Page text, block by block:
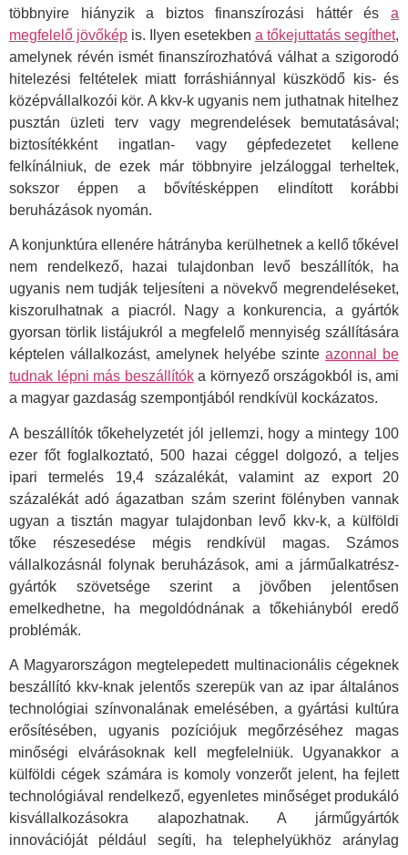
többnyire hiányzik a biztos finanszírozási háttér és a
megfelelő jövőkép is. Ilyen esetekben a tőkejuttatás segíthet,
amelynek révén ismét finanszírozhatóvá válhat a szigorodó
hitelezési feltételek miatt forráshiánnyal küszködő kis- és
középvállalkozói kör. A kkv-k ugyanis nem juthatnak hitelhez
pusztán üzleti terv vagy megrendelések bemutatásával;
biztosítékként ingatlan- vagy gépfedezetet kellene
felkínálniuk, de ezek már többnyire jelzáloggal terheltek,
sokszor éppen a bővítésképpen elindított korábbi
beruházások nyomán.
A konjunktúra ellenére hátrányba kerülhetnek a kellő tőkével
nem rendelkező, hazai tulajdonban levő beszállítók, ha
ugyanis nem tudják teljesíteni a növekvő megrendeléseket,
kiszorulhatnak a piacról. Nagy a konkurencia, a gyártók
gyorsan törlik listájukról a megfelelő mennyiség szállítására
képtelen vállalkozást, amelynek helyébe szinte azonnal be
tudnak lépni más beszállítóka környező országokból is, ami
a magyar gazdaság szempontjából rendkívül kockázatos.
A beszállítók tőkehelyzetét jól jellemzi, hogy a mintegy 100
ezer főt foglalkoztató, 500 hazai céggel dolgozó, a teljes
ipari termelés 19,4 százalékát, valamint az export 20
százalékát adó ágazatban szám szerint fölényben vannak
ugyan a tisztán magyar tulajdonban levő kkv-k, a külföldi
tőke részesedése mégis rendkívül magas. Számos
vállalkozásnál folynak beruházások, ami a járműalkatrész-
gyártók szövetsége szerint a jövőben jelentősen
emelkedhetne, ha megoldódnának a tőkehiányból eredő
problémák.
A Magyarországon megtelepedett multinacionális cégeknek
beszállító kkv-knak jelentős szerepük van az ipar általános
technológiai színvonalának emelésében, a gyártási kultúra
erősítésében, ugyanis pozíciójuk megőrzéséhez magas
minőségi elvárásoknak kell megfelelniük. Ugyanakkor a
külföldi cégek számára is komoly vonzerőt jelent, ha fejlett
technológiával rendelkező, egyenletes minőséget produkáló
kisvállalkozásokra alapozhatnak. A járműgyártók
innovációját például segíti, ha telephelyükhöz aránylag